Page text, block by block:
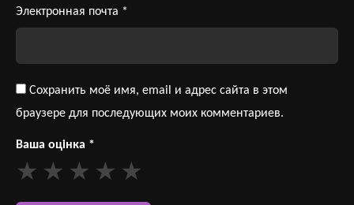
Электронная почта *
Сохранить моё имя, email и адрес сайта в этом
браузере для последующих моих комментариев.
Ваша оцінка *